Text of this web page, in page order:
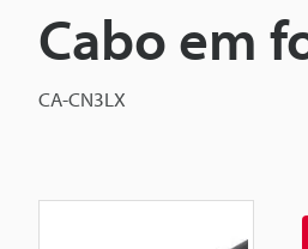
Cabo em
CA-CN3LX